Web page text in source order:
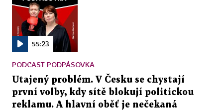
55:23
PODCAST PODPÁSOVKA
Utajený problém. V Česku se chystají
první volby, kdy sítě blokují politickou
reklamu. A hlavní oběť je nečekaná